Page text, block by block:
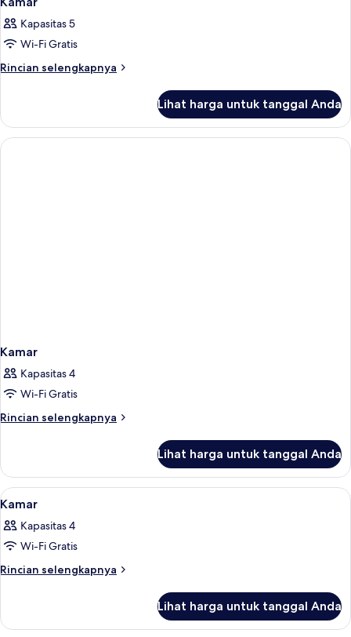
Kapasitas 5
Wi-Fi Gratis
Rincian selengkapnya
Rincian
Kamar
Lihat harga untuk tanggal Anda
Kamar
Kapasitas 4
Wi-Fi Gratis
Rincian selengkapnya
Rincian
Kamar
Lihat harga untuk tanggal Anda
Lihat
semua
foto
untuk
Kamar
Seprai premium, brankas, meja
1
Kamar
Kapasitas 4
Wi-Fi Gratis
Rincian selengkapnya
Rincian
Kamar
Lihat harga untuk tanggal Anda